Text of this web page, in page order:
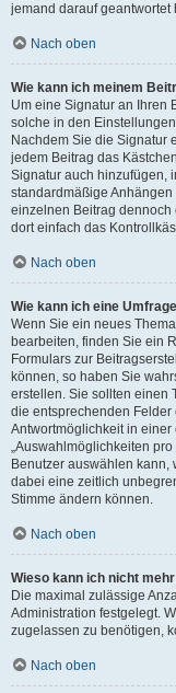
jemand darauf geantwortet
Nach oben
Wie kann ich meinem
Um eine Signatur an Ihren
solche in den
Nachdem Sie die Signatur
jedem Beitrag das
Signatur auch hinzufügen,
standardmäßige
einzelnen Beitrag dennoch
dort einfach das
Nach oben
Wie kann ich eine
Wenn Sie ein neues
bearbeiten, finden Sie ein
Formulars zur
können, so haben Sie
erstellen. Sie sollten einen
die entsprechenden
Antwortmöglichkeit in
„Auswahlmöglichkeiten
Benutzer auswählen kann,
dabei eine zeitlich
Stimme ändern können.
Nach oben
Wieso kann ich nicht
Die maximal zulässige
Administration festgelegt.
zugelassen zu benötigen,
Nach oben